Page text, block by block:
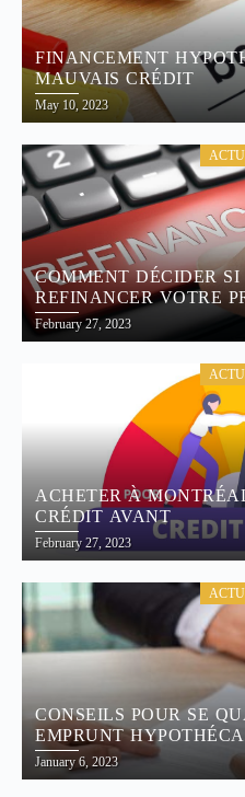
FINANCEMENT
MAUVAIS CRÉDIT
May 10, 2023
COMMENT DÉCIDER
REFINANCER VOTRE
February 27, 2023
ACHETER À
CRÉDIT AVANT
February 27, 2023
CONSEILS POUR SE
EMPRUNT
January 6, 2023